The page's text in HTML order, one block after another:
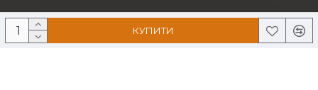
КУПИТИ
Copyright © 2025 Усі права захищені